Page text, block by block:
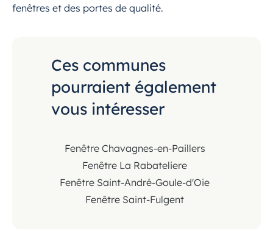
fenêtres et des portes de qualité.
Ces communes
pourraient également
vous intéresser
Fenêtre Chavagnes-en-Paillers
Fenêtre La Rabateliere
Fenêtre Saint-André-Goule-d'Oie
Fenêtre Saint-Fulgent